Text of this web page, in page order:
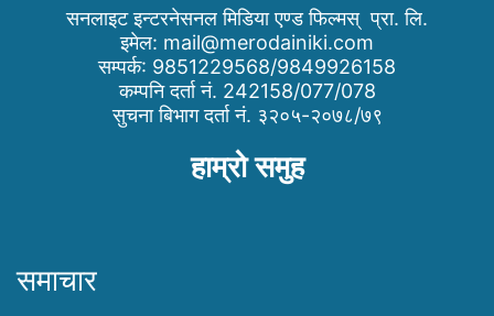
सनलाइट इन्टरनेसनल मिडिया एण्ड फिल्मस् प्रा. लि.
इमेल: mail@merodainiki.com
सम्पर्क: 9851229568/9849926158
कम्पनि दर्ता नं. 242158/077/078
सुचना बिभाग दर्ता नं. ३२०५-२०७८/७९
हाम्रो समुह
समाचार